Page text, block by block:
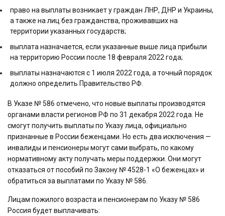
право на выплаты возникает у граждан ЛНР, ДНР и Украины,
а также на лиц без гражданства, проживавших на
территории указанных государств;
выплата назначается, если указанные выше лица прибыли
на территорию России после 18 февраля 2022 года;
выплаты назначаются с 1 июля 2022 года, а точный порядок
должно определить Правительство РФ.
В Указе № 586 отмечено, что новые выплаты производятся
органами власти регионов РФ по 31 декабря 2022 года. Не
смогут получить выплаты по Указу лица, официально
признанные в России беженцами. Но есть два исключения —
инвалиды и пенсионеры могут сами выбрать, по какому
нормативному акту получать меры поддержки. Они могут
отказаться от пособий по Закону № 4528-1 «О беженцах» и
обратиться за выплатами по Указу № 586.
Лицам пожилого возраста и пенсионерам по Указу № 586
Россия будет выплачивать: